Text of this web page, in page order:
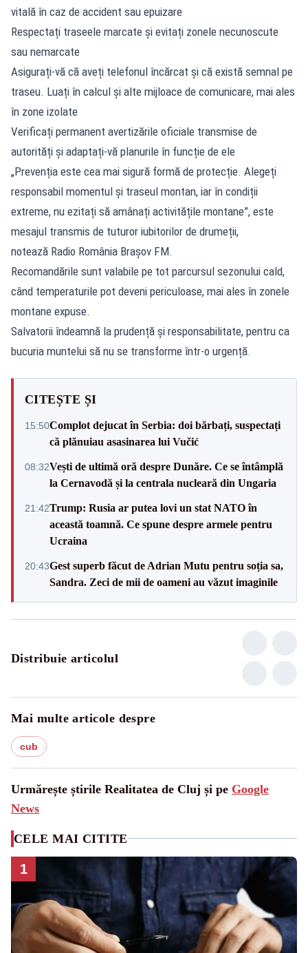
vitală în caz de accident sau epuizare
Respectați traseele marcate și evitați zonele necunoscute
sau nemarcate
Asigurați-vă că aveți telefonul încărcat și că există semnal pe
traseu. Luați în calcul și alte mijloace de comunicare, mai ales
în zone izolate
Verificați permanent avertizările oficiale transmise de
autorități și adaptați-vă planurile în funcție de ele
„Prevenția este cea mai sigură formă de protecție. Alegeți
responsabil momentul și traseul montan, iar în condiții
extreme, nu ezitați să amânați activitățile montane”, este
mesajul transmis de tuturor iubitorilor de drumeții,
notează Radio România Brașov FM.
Recomandările sunt valabile pe tot parcursul sezonului cald,
când temperaturile pot deveni periculoase, mai ales în zonele
montane expuse.
Salvatorii îndeamnă la prudență și responsabilitate, pentru ca
bucuria muntelui să nu se transforme într-o urgență.
CITEȘTE ȘI
15:50Complot dejucat în Serbia: doi bărbați, suspectați
că plănuiau asasinarea lui Vučić
08:32Vești de ultimă oră despre Dunăre. Ce se întâmplă
la Cernavodă și la centrala nucleară din Ungaria
21:42Trump: Rusia ar putea lovi un stat NATO în
această toamnă. Ce spune despre armele pentru
Ucraina
20:43Gest superb făcut de Adrian Mutu pentru soția sa,
Sandra. Zeci de mii de oameni au văzut imaginile
Distribuie articolul
Mai multe articole despre
cub
Urmărește știrile Realitatea de Cluj și pe Google
News
CELE MAI CITITE
1